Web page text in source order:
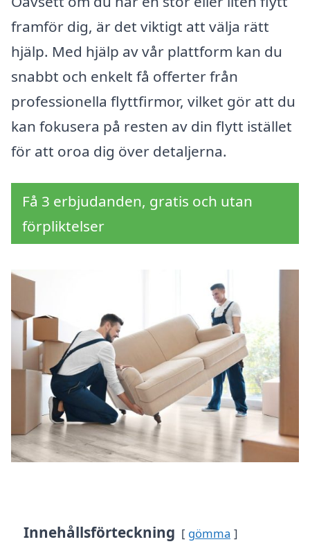
framför dig, är det viktigt att välja rätt
hjälp. Med hjälp av vår plattform kan du
snabbt och enkelt få offerter från
professionella flyttfirmor, vilket gör att du
kan fokusera på resten av din flytt istället
för att oroa dig över detaljerna.
Få 3 erbjudanden, gratis och utan
förpliktelser
Innehållsförteckning gömma